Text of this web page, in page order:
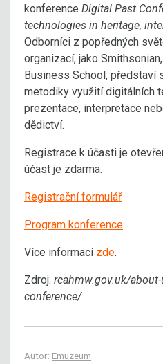
konference Digital Past
technologies in heritage,
Odborníci z popředných
organizací, jako
Business School, představí
metodiky využití digitálních
prezentace, interpretace
dědictví.
Registrace k účasti je
účast je zdarma.
Registrační formulář
Program konference
Více informací zde.
Zdroj: rcahmw.gov.uk/
conference/
Autor: Emuzeum